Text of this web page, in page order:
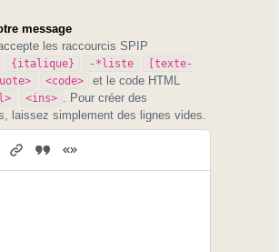
message
les raccourcis SPIP
{italique} -*liste
[texte-
<code> et le code HTML
<ins> . Pour créer des
laissez simplement des lignes vides.